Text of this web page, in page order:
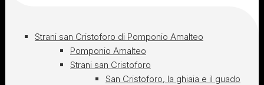
Strani san Cristoforo di Pomponio Amalteo
Pomponio Amalteo
Strani san Cristoforo
San Cristoforo, la ghiaia e il guado